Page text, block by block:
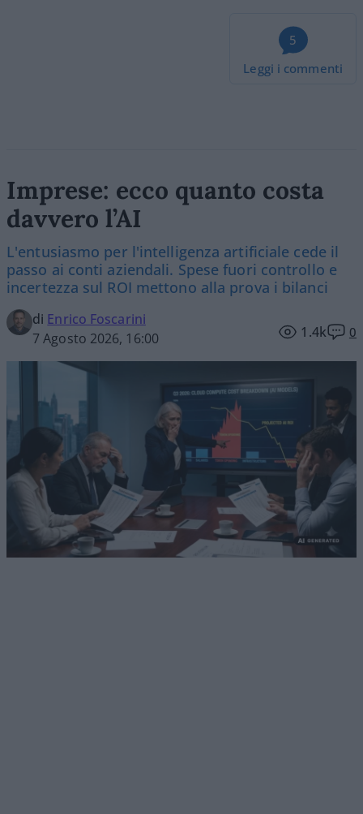
5
Leggi i commenti
Imprese: ecco quanto costa
davvero l’AI
L'entusiasmo per l'intelligenza artificiale cede il
passo ai conti aziendali. Spese fuori controllo e
incertezza sul ROI mettono alla prova i bilanci
di Enrico Foscarini
7 Agosto 2026, 16:00
1.4k 0